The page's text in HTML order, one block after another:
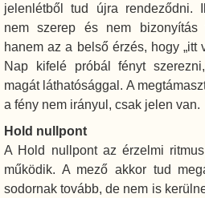
jelenlétből tud újra rendeződni.
nem szerep és nem bizonyítás
hanem az a belső érzés, hogy „itt
Nap kifelé próbál fényt
magát láthatósággal. A
a fény nem irányul, csak jelen van.
Hold nullpont
A Hold nullpont az érzelmi
működik. A mező akkor tud
sodornak tovább, de nem is